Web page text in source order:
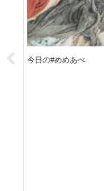
今日の#めめあべ